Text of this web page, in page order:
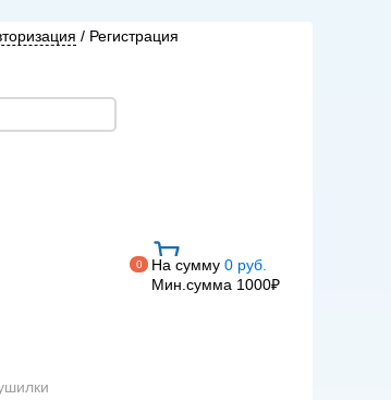
/ Регистрация
0 На сумму 0 руб.
Мин.сумма 1000₽